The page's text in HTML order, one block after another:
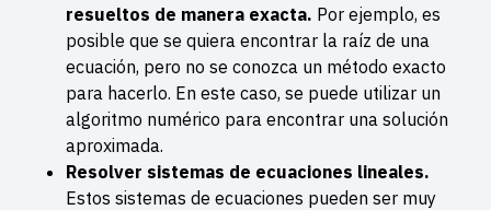
resueltos de manera exacta. Por ejemplo, es
posible que se quiera encontrar la raíz de una
ecuación, pero no se conozca un método exacto
para hacerlo. En este caso, se puede utilizar un
algoritmo numérico para encontrar una solución
aproximada.
Resolver sistemas de ecuaciones lineales.
Estos sistemas de ecuaciones pueden ser muy